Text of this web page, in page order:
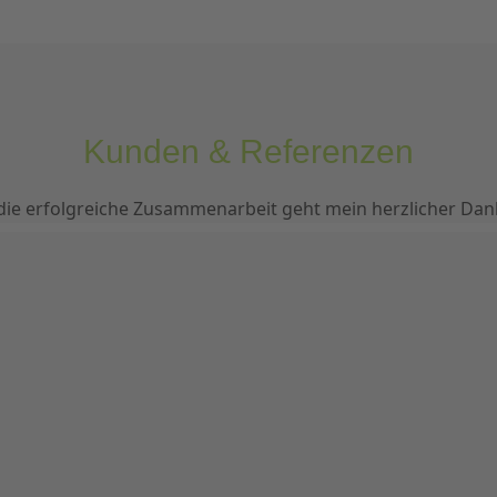
Kunden & Referenzen
erfolgreiche Zusammenarbeit geht mein herzlicher